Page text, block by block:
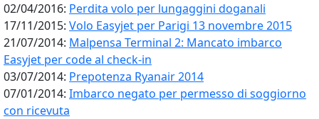
02/04/2016: Perdita volo per lungaggini doganali
17/11/2015: Volo Easyjet per Parigi 13 novembre 2015
21/07/2014: Malpensa Terminal 2: Mancato imbarco
Easyjet per code al check-in
03/07/2014: Prepotenza Ryanair 2014
07/01/2014: Imbarco negato per permesso di soggiorno
con ricevuta